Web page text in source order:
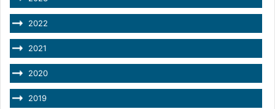
2022
2021
2020
2019